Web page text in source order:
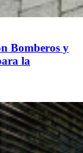
Bomberos y
la